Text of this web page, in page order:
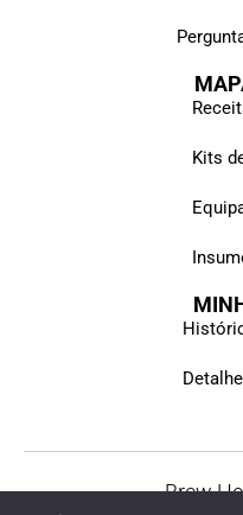
Kits
Brew